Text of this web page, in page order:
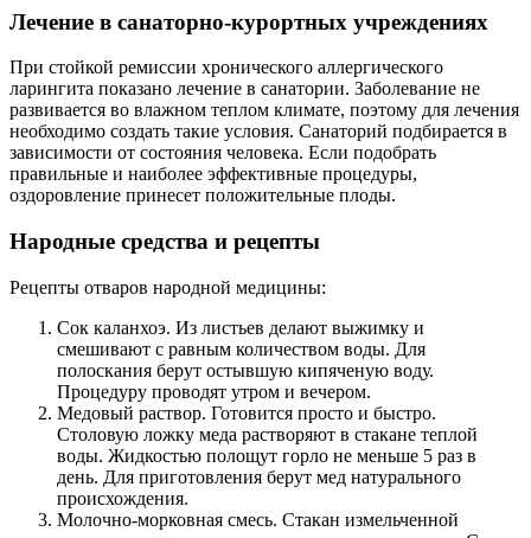
Лечение в санаторно-курортных учреждениях
При стойкой ремиссии хронического аллергического
ларингита показано лечение в санатории. Заболевание не
развивается во влажном теплом климате, поэтому для лечения
необходимо создать такие условия. Санаторий подбирается в
зависимости от состояния человека. Если подобрать
правильные и наиболее эффективные процедуры,
оздоровление принесет положительные плоды.
Народные средства и рецепты
Рецепты отваров народной медицины:
Сок каланхоэ. Из листьев делают выжимку и
смешивают с равным количеством воды. Для
полоскания берут остывшую кипяченую воду.
Процедуру проводят утром и вечером.
Медовый раствор. Готовится просто и быстро.
Столовую ложку меда растворяют в стакане теплой
воды. Жидкостью полощут горло не меньше 5 раз в
день. Для приготовления берут мед натурального
происхождения.
Молочно-морковная смесь. Стакан измельченной